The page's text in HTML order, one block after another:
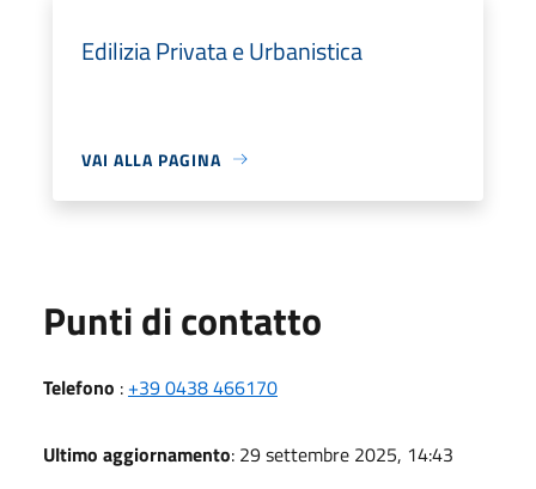
Edilizia Privata e Urbanistica
VAI ALLA PAGINA
Punti di contatto
Telefono : +39 0438 466170
Ultimo aggiornamento: 29 settembre 2025, 14:43